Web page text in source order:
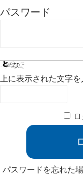
パスワード
上に表示された文字
パスワードを忘れた